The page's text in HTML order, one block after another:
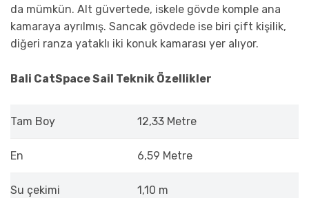
da mümkün. Alt güvertede, iskele gövde komple ana
kamaraya ayrılmış. Sancak gövdede ise biri çift kişilik,
diğeri ranza yataklı iki konuk kamarası yer alıyor.
Bali CatSpace Sail Teknik Özellikler
Tam Boy 12,33 Metre
En 6,59 Metre
Su çekimi 1,10 m